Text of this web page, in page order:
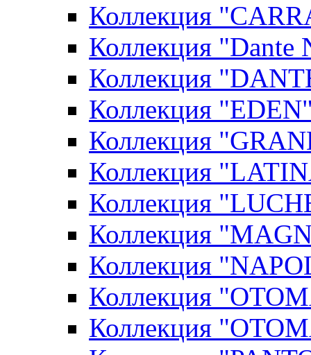
Коллекция
Коллекция "Dante
Коллекция
Коллекция
Коллекция
Коллекция
Коллекция
Коллекция
Коллекция
Коллекция
Коллекция